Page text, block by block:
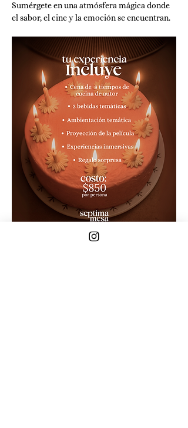
Sumérgete en una atmósfera mágica donde
el sabor, el cine y la emoción se encuentran.